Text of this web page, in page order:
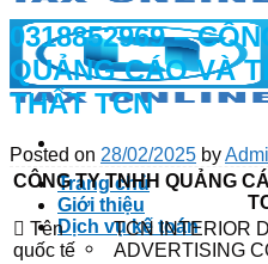
Trang chủ
Giới thiệu
Dịch vụ kế toán
Kê khai thuế trọn
0318852969 –
QUẢNG CÁO VÀ
THẤT TCN
Posted on 28/02/2025 by
CÔNG TY TNHH QUẢNG
Tên
quốc tế
TCN INTERIOR
ADVERTISING